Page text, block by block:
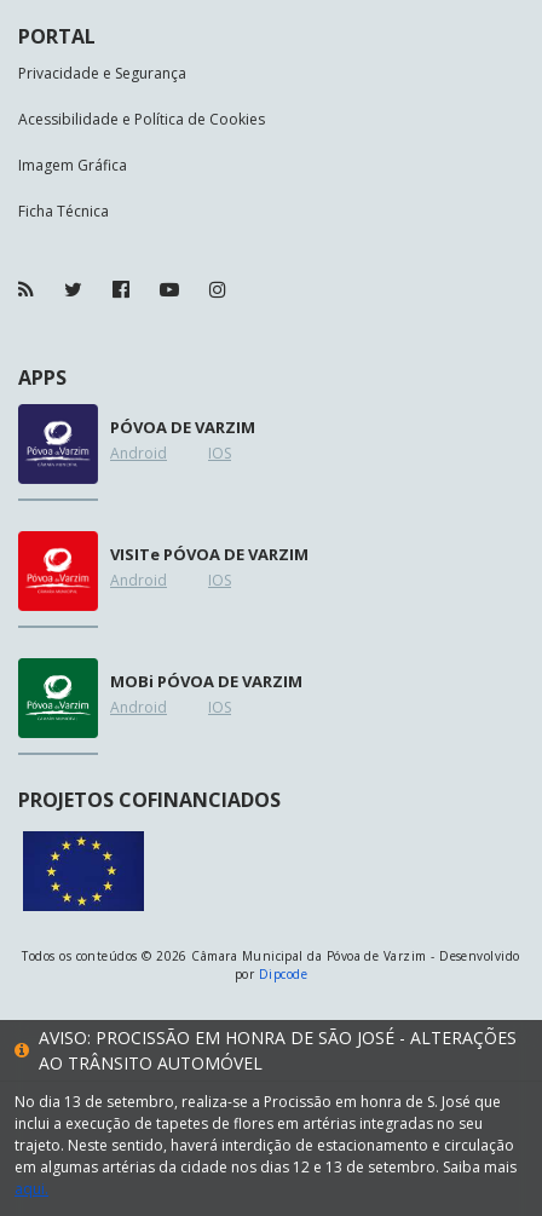
PORTAL
Privacidade e Segurança
Acessibilidade e Política de Cookies
Imagem Gráfica
Ficha Técnica
APPS
PÓVOA DE VARZIM
Android IOS
VISITe PÓVOA DE VARZIM
Android IOS
MOBi PÓVOA DE VARZIM
Android IOS
PROJETOS COFINANCIADOS
Todos os conteúdos © 2026 Câmara Municipal da Póvoa de Varzim - Desenvolvido
por Dipcode
AVISO: PROCISSÃO EM HONRA DE SÃO JOSÉ - ALTERAÇÕES
AO TRÂNSITO AUTOMÓVEL
No dia 13 de setembro, realiza-se a Procissão em honra de S. José que
inclui a execução de tapetes de flores em artérias integradas no seu
trajeto. Neste sentido, haverá interdição de estacionamento e circulação
em algumas artérias da cidade nos dias 12 e 13 de setembro. Saiba mais
aqui.